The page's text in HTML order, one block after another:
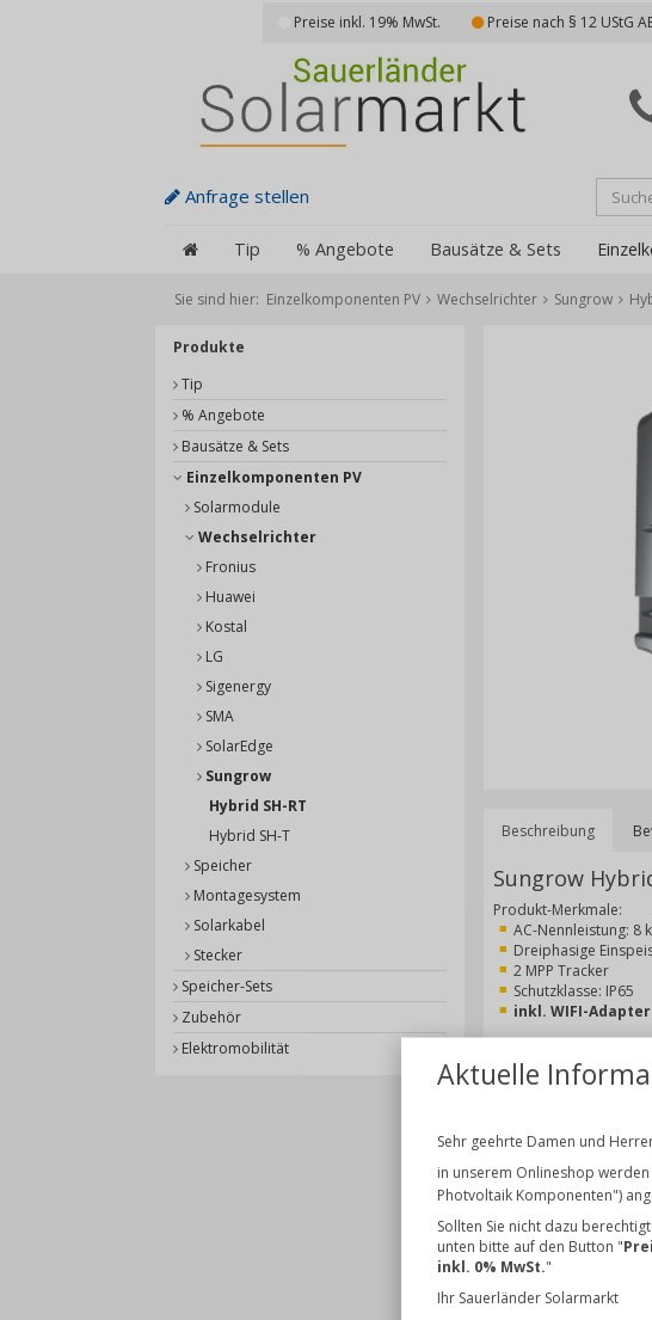
Preise inkl. 19% MwSt. Preise nach § 12 UStG
Anfrage stellen
Tip % Angebote Bausätze & Sets
Sie sind hier: Einzelkomponenten PV Wechselrichter Sungrow
Produkte
Tip
% Angebote
Bausätze & Sets
Einzelkomponenten PV
Solarmodule
Wechselrichter
Fronius
Huawei
Kostal
LG
Sigenergy
SMA
SolarEdge
Sungrow
Hybrid SH-RT
Hybrid SH-T
Speicher
Montagesystem
Solarkabel
Stecker
Speicher-Sets
Zubehör
Elektromobilität
Beschreibung
Sungrow
Produkt-Merkmale:
AC-Nennleistung: 8
Dreiphasige
2 MPP Tracker
Schutzklasse: IP65
inkl. WIFI-
Kunden, die
Aktuelle
Sehr geehrte Damen und
in unserem Onlineshop
Photvoltaik Komponenten")
Sollten Sie nicht dazu
unten bitte auf den Button "
inkl. 0% MwSt."
Ihr Sauerländer Solarmarkt